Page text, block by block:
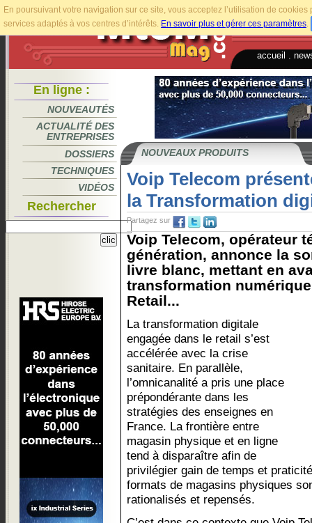
En poursuivant votre navigation sur ce site, vous acceptez l’utilisation de
services adaptés à vos centres d’intérêts. En savoir plus et gérer ces paramètres.
accueil
En ligne :
NOUVEAUTÉS
ACTUALITÉ DES
ENTREPRISES
DOSSIERS
TECHNIQUES
VIDÉOS
Rechercher
NOUVEAUX PRODUITS
Voip Telecom
la Transformation
Partagez sur
Voip Telecom, opérateur
génération, annonce la
livre blanc, mettant en
transformation
Retail...
La transformation digitale
engagée dans le retail s’est
accélérée avec la crise
sanitaire. En parallèle,
l’omnicanalité a pris une place
prépondérante dans les
stratégies des enseignes en
France. La frontière entre
magasin physique et en ligne
tend à disparaître afin de
privilégier gain de temps et
formats de magasins physiques
rationalisés et repensés.